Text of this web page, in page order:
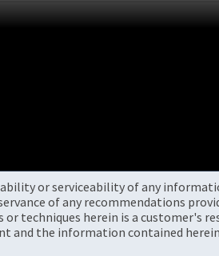
or serviceability of any
of any recommendations
techniques herein is a customer's
the information contained